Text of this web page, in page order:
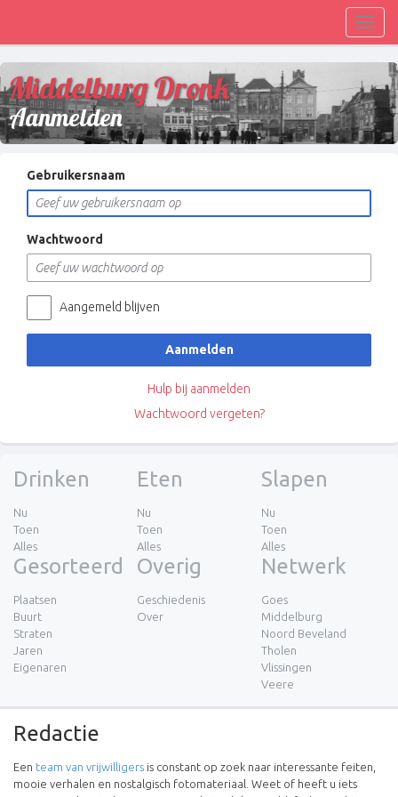
Middelburg Dronk
Aanmelden
Gebruikersnaam
Wachtwoord
Aangemeld blijven
Aanmelden
Hulp bij aanmelden
Wachtwoord vergeten?
Drinken
Nu
Toen
Alles
Eten
Nu
Toen
Alles
Slapen
Nu
Toen
Alles
Gesorteerd
Plaatsen
Buurt
Straten
Jaren
Eigenaren
Overig
Geschiedenis
Over
Netwerk
Goes
Middelburg
Noord Beveland
Tholen
Vlissingen
Veere
Redactie
Een team van vrijwilligers is constant op zoek naar interessante feiten,
mooie verhalen en nostalgisch fotomateriaal. Weet of heeft u iets